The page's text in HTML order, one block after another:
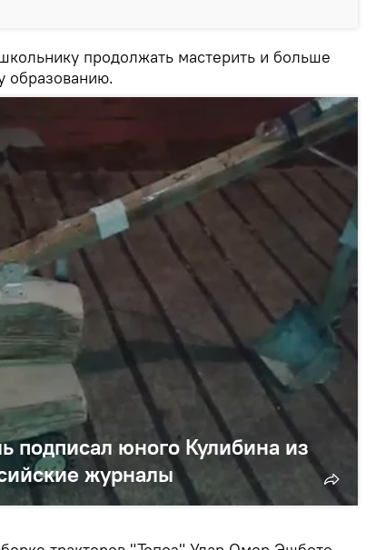
продолжать мастерить и больше
образованию.
подписал юного Кулибина из
журналы